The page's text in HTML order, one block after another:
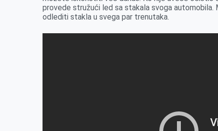
r
provede stružući led sa stakala svoga
odlediti stakla u svega par trenutaka.